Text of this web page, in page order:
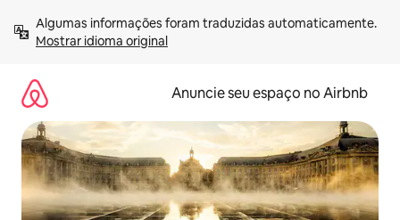
para
Mostrar idioma original
Anuncie seu espaço no Airbnb